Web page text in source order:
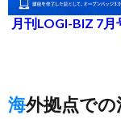
月刊LOGI-BIZ 7
海外拠点で